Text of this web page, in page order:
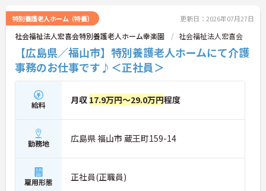
詳細をお話いたしますので、お気軽にご相談くださ
い。
特別養護老人ホーム（特養） 更新日：2026年07月27日
社会福祉法人宏喜会特別養護老人ホーム幸楽園 社会福祉法人宏喜会
【広島県／福山市】特別養護老人ホームにて介護
事務のお仕事です♪＜正社員＞
給料 月収 17.9万円～29.0万円程度
勤務地 広島県 福山市 蔵王町159-14
雇用形態 正社員(正職員)